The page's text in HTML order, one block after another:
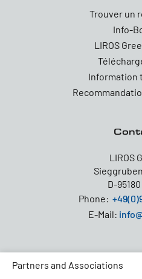
Trouver un
Info-
LIROS
Information
LIROS
D-
Phone:
E-Mail:
Partners and Associations